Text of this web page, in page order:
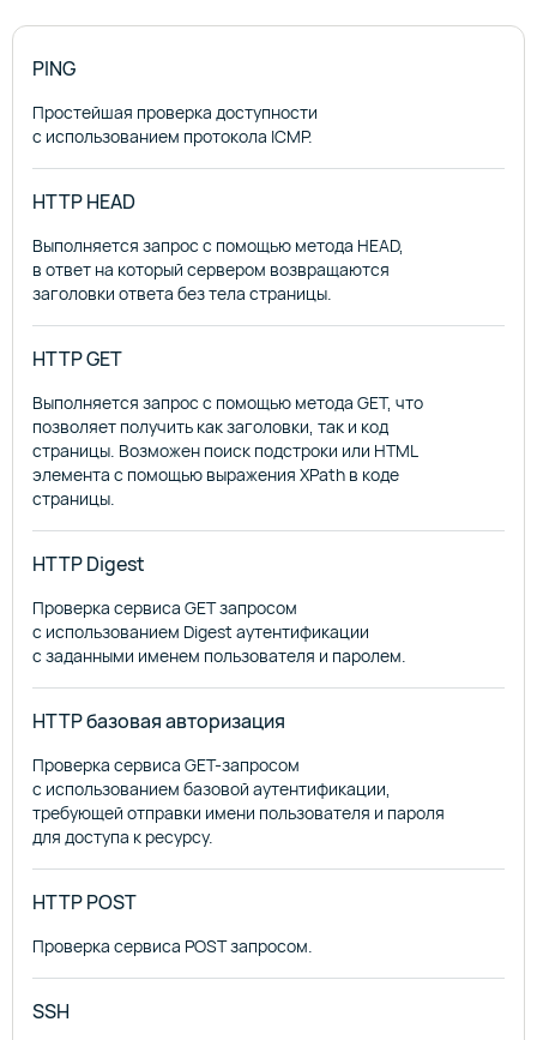
PING
Простейшая проверка доступности
с использованием протокола ICMP.
HTTP HEAD
Выполняется запрос с помощью метода HEAD,
в ответ на который сервером возвращаются
заголовки ответа без тела страницы.
HTTP GET
Выполняется запрос с помощью метода GET, что
позволяет получить как заголовки, так и код
страницы. Возможен поиск подстроки или HTML
элемента с помощью выражения XPath в коде
страницы.
HTTP Digest
Проверка сервиса GET запросом
с использованием Digest аутентификации
с заданными именем пользователя и паролем.
HTTP базовая авторизация
Проверка сервиса GET-запросом
с использованием базовой аутентификации,
требующей отправки имени пользователя и пароля
для доступа к ресурсу.
HTTP POST
Проверка сервиса POST запросом.
SSH